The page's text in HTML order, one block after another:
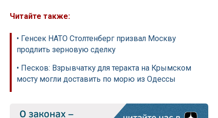
Читайте также:
• Генсек НАТО Столтенберг призвал Москву
продлить зерновую сделку
• Песков: Взрывчатку для теракта на Крымском
мосту могли доставить по морю из Одессы